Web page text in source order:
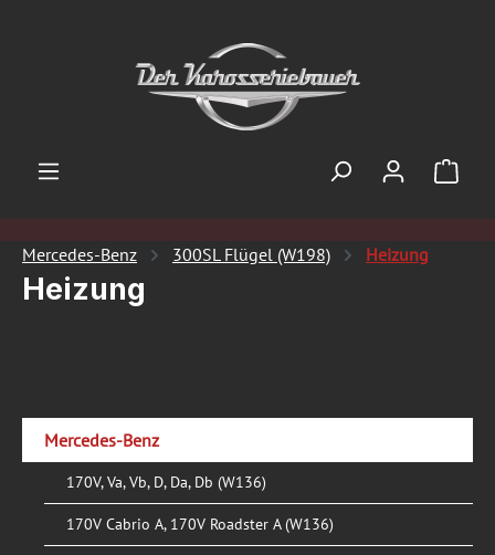
Mercedes-Benz 300SL Flügel (W198) Heizung
Heizung
Mercedes-Benz
170V, Va, Vb, D, Da, Db (W136)
170V Cabrio A, 170V Roadster A (W136)